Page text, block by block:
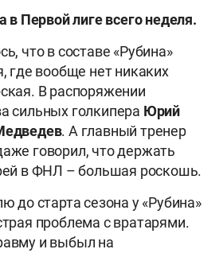
в Первой лиге всего неделя.
что в составе «Рубина»
где вообще нет никаких
В распоряжении
сильных голкипера Юрий
. А главный тренер
говорил, что держать
в ФНЛ – большая роскошь.
до старта сезона у «Рубина»
проблема с вратарями.
и выбыл на